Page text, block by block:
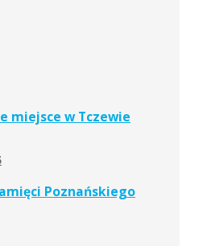
miejsce w Tczewie
Poznańskiego